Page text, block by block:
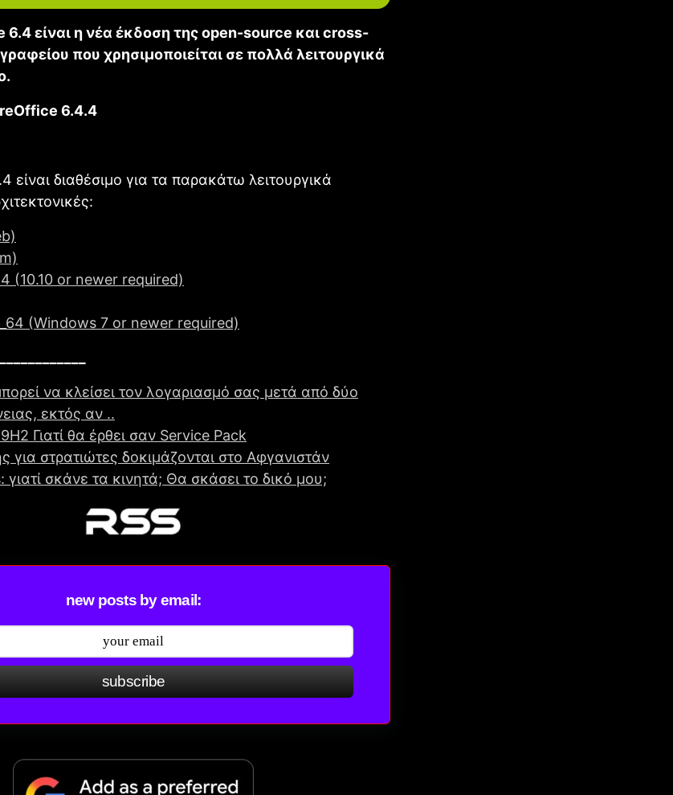
είναι η νέα έκδοση της open-source και cross-
που χρησιμοποιείται σε πολλά λειτουργικά
6.4.4
είναι διαθέσιμο για τα παρακάτω λειτουργικά
(10.10 or newer required)
(Windows 7 or newer required)
να κλείσει τον λογαριασμό σας μετά από δύο
εκτός αν ..
Γιατί θα έρθει σαν Service Pack
για στρατιώτες δοκιμάζονται στο Αφγανιστάν
σκάνε τα κινητά; Θα σκάσει το δικό μου;
new posts by email:
subscribe